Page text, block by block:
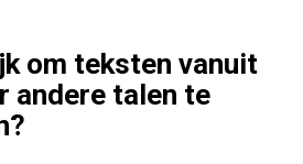
om teksten vanuit
andere talen te